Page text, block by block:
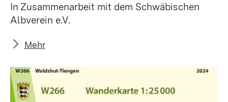
In Zusammenarbeit mit dem Schwäbischen
Albverein e.V.
Mehr